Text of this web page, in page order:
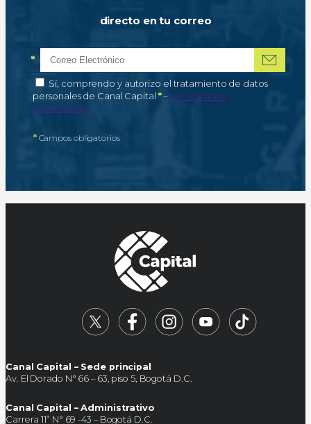
directo en tu correo
Correo electrónico
*Campo obligatorio
Autorización de tratamiento de datos personales
Sí, comprendo y autorizo el tratamiento de datos
personales de Canal Capital *–Campo obligatorio
Ver Términos y
condiciones
*Campos obligatorios
Canal Capital – Sede principal
Av. El Dorado N° 66 – 63, piso 5, Bogotá D.C.
Canal Capital – Administrativo
Carrera 11ª N° 69 -43 – Bogotá D.C.